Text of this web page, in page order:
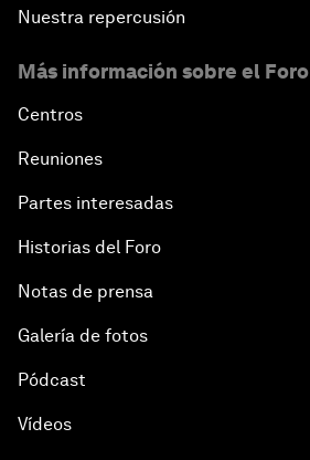
Nuestra repercusión
Más información sobre el Foro
Centros
Reuniones
Partes interesadas
Historias del Foro
Notas de prensa
Galería de fotos
Pódcast
Vídeos